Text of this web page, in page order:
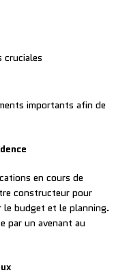
cruciales
importants afin de
en cours de
constructeur pour
le budget et le planning.
par un avenant au